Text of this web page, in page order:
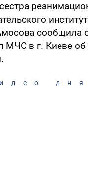
сообщила
МЧС в г. Киеве
дня